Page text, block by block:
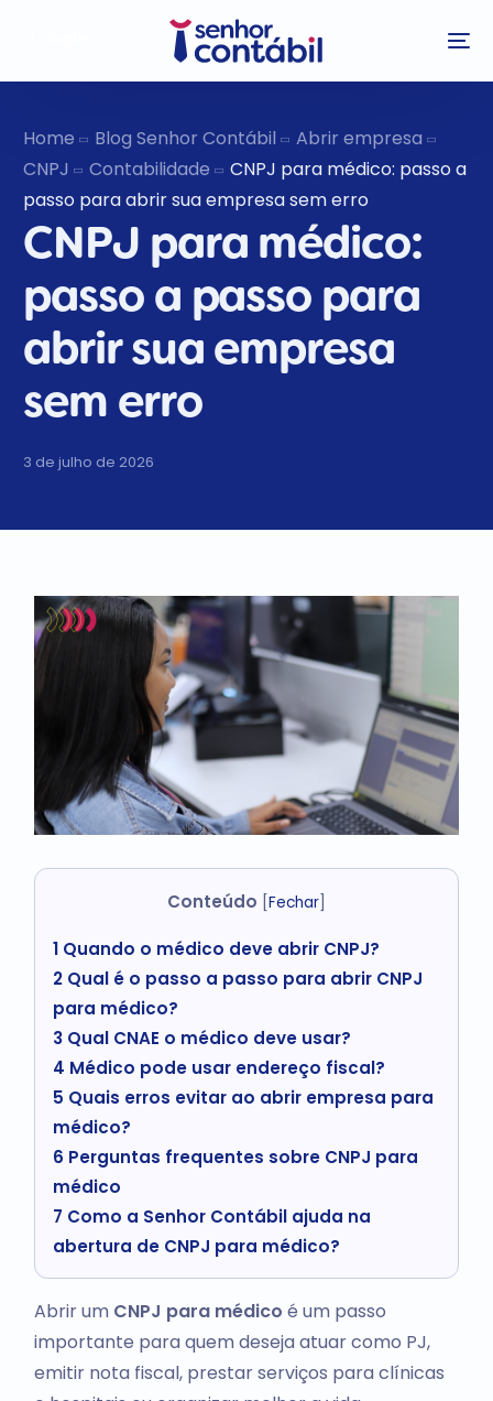
Home Blog Senhor Contábil
Abrir empresa
CNPJ
Contabilidade
CNPJ para médico: passo a
passo para abrir sua empresa sem erro
CNPJ para médico:
passo a passo para
abrir sua empresa
sem erro
3 de julho de 2026
Conteúdo Fechar]
1Quando o médico deve abrir CNPJ?
2Qual é o passo a passo para abrir CNPJ
para médico?
3Qual CNAE o médico deve usar?
4 Médico pode usar endereço fiscal?
5 Quais erros evitar ao abrir empresa para
médico?
6 Perguntas frequentes sobre CNPJ para
médico
7 Como a Senhor Contábil ajuda na
abertura de CNPJ para médico?
Abrir um CNPJ para médico é um passo
importante para quem deseja atuar como PJ,
emitir nota fiscal, prestar serviços para clínicas